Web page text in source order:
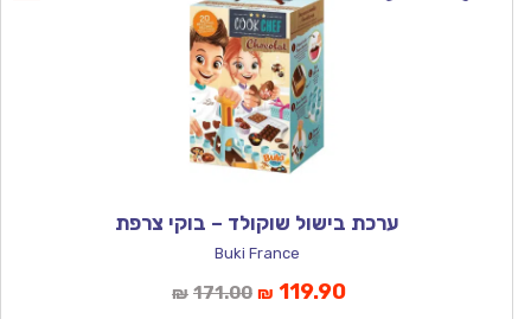
ערכת בישול שוקולד – בוקי צרפת
Buki France
₪ 171.00המחיר
₪ 119.90המחיר